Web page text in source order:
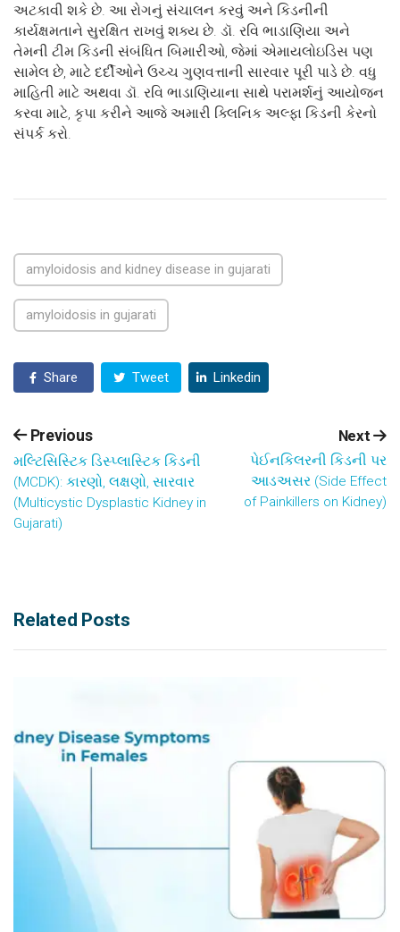
અટકાવી શકે છે. આ રોગનું સંચાલન કરવું અને કિડનીની
કાર્યક્ષમતાને સુરક્ષિત રાખવું શક્ય છે. ડૉ. રવિ ભાડાણિયા અને
તેમની ટીમ કિડની સંબંધિત બિમારીઓ, જેમાં એમાયલોઇડિસ પણ
સામેલ છે, માટે દર્દીઓને ઉચ્ચ ગુણવત્તાની સારવાર પૂરી પાડે છે. વધુ
માહિતી માટે અથવા ડૉ. રવિ ભાડાણિયાના સાથે પરામર્શનું આયોજન
કરવા માટે, કૃપા કરીને આજે અમારી ક્લિનિક અલ્ફા કિડની કેરનો
સંપર્ક કરો.
amyloidosis and kidney disease in gujarati
amyloidosis in gujarati
Share Tweet Linkedin
Previous
મલ્ટિસિસ્ટિક ડિસ્પ્લાસ્ટિક કિડની
(MCDK): કારણો, લક્ષણો, સારવાર
(Multicystic Dysplastic Kidney in
Gujarati)
Next
પેઈનકિલરની કિડની પર
આડઅસર (Side Effect
of Painkillers on Kidney)
Related Posts